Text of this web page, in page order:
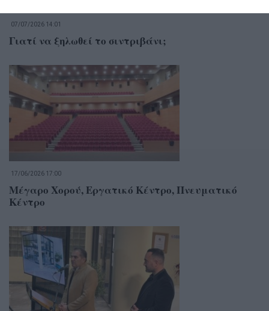
07/07/2026 14:01
Γιατί να ξηλωθεί το σιντριβάνι;
17/06/2026 17:00
Μέγαρο Χορού, Εργατικό Κέντρο, Πνευματικό
Κέντρο